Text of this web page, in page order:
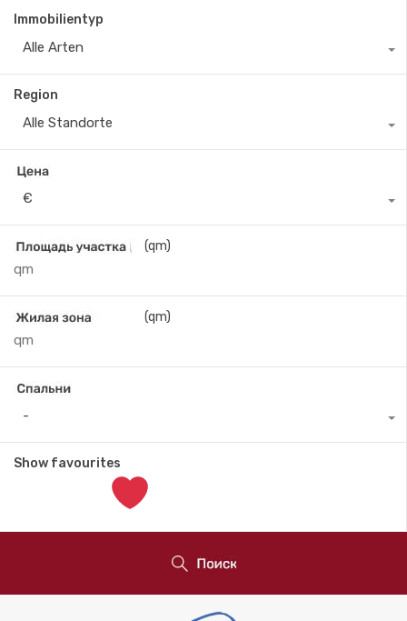
Immobilientyp
Alle Arten
Region
Alle Standorte
€
(qm)
(qm)
-
Show favourites